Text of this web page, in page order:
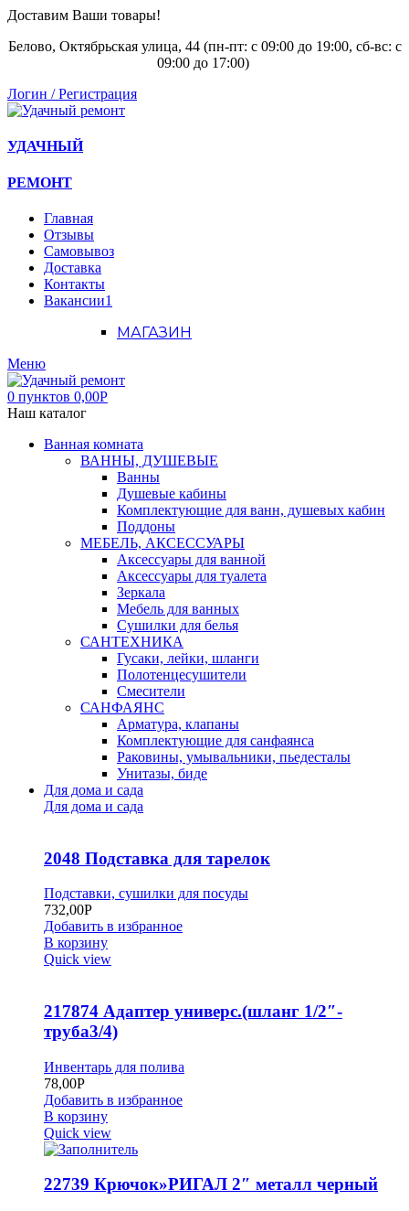
Доставим Ваши товары!
Белово, Октябрьская улица, 44 (пн-пт: с 09:00 до 19:00, сб-вс: с
09:00 до 17:00)
Логин / Регистрация
УДАЧНЫЙ
РЕМОНТ
Главная
Отзывы
Самовывоз
Доставка
Контакты
Вакансии1
МАГАЗИН
Меню
0 пунктов 0,00Р
Наш каталог
Ванная комната
ВАННЫ, ДУШЕВЫЕ
Ванны
Душевые кабины
Комплектующие для ванн, душевых кабин
Поддоны
МЕБЕЛЬ, АКСЕССУАРЫ
Аксессуары для ванной
Аксессуары для туалета
Зеркала
Мебель для ванных
Сушилки для белья
САНТЕХНИКА
Гусаки, лейки, шланги
Полотенцесушители
Смесители
САНФАЯНС
Арматура, клапаны
Комплектующие для санфаянса
Раковины, умывальники, пьедесталы
Унитазы, биде
Для дома и сада
Для дома и сада
2048 Подставка для тарелок
Подставки, сушилки для посуды
732,00Р
Добавить в избранное
В корзину
Quick view
217874 Адаптер универс.(шланг 1/2″-
труба3/4)
Инвентарь для полива
78,00Р
Добавить в избранное
В корзину
Quick view
22739 Крючок»РИГАЛ 2″ металл черный